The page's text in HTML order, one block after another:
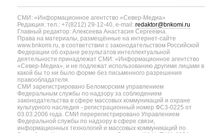
СМИ: «Информационное агентство «Север-Медиа»
Редакция: тел.: +7(8212) 29-12-40, e-mail: redaktor@bnkomi.ru
Главный редактор: Алексеева Анастасия Сергеевна.
Права на материалы, размещённые на интернет-сайте
www.bnkomi.ru, в соответствии с законодательством Российской
Федерации об охране результатов интеллектуальной
деятельности принадлежат СМИ: «Информационное агентство
«Север-Медиа», и не подлежат использованию другими лицами в
какой бы то ни было форме без письменного разрешения
правообладателя.
СМИ зарегистрировано Беломорским управлением
Федеральным службы по надзору за соблюдением
законодательства в сфере массовых коммуникаций и охране
культурного наследия - регистрационный номер ФС3-0225 от
03.03.2006 года. СМИ перерегистрировано Управлением
Федеральной службы по надзору в сфере связи,
информационных технологий и массовых коммуникаций по